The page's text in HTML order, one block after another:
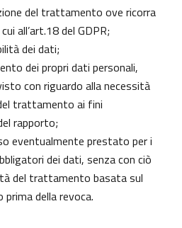
del trattamento ove ricorra
all’art.18 del GDPR;
dei dati;
dei propri dati personali,
con riguardo alla necessità
trattamento ai fini
rapporto;
eventualmente prestato per i
dei dati, senza con ciò
del trattamento basata sul
della revoca.